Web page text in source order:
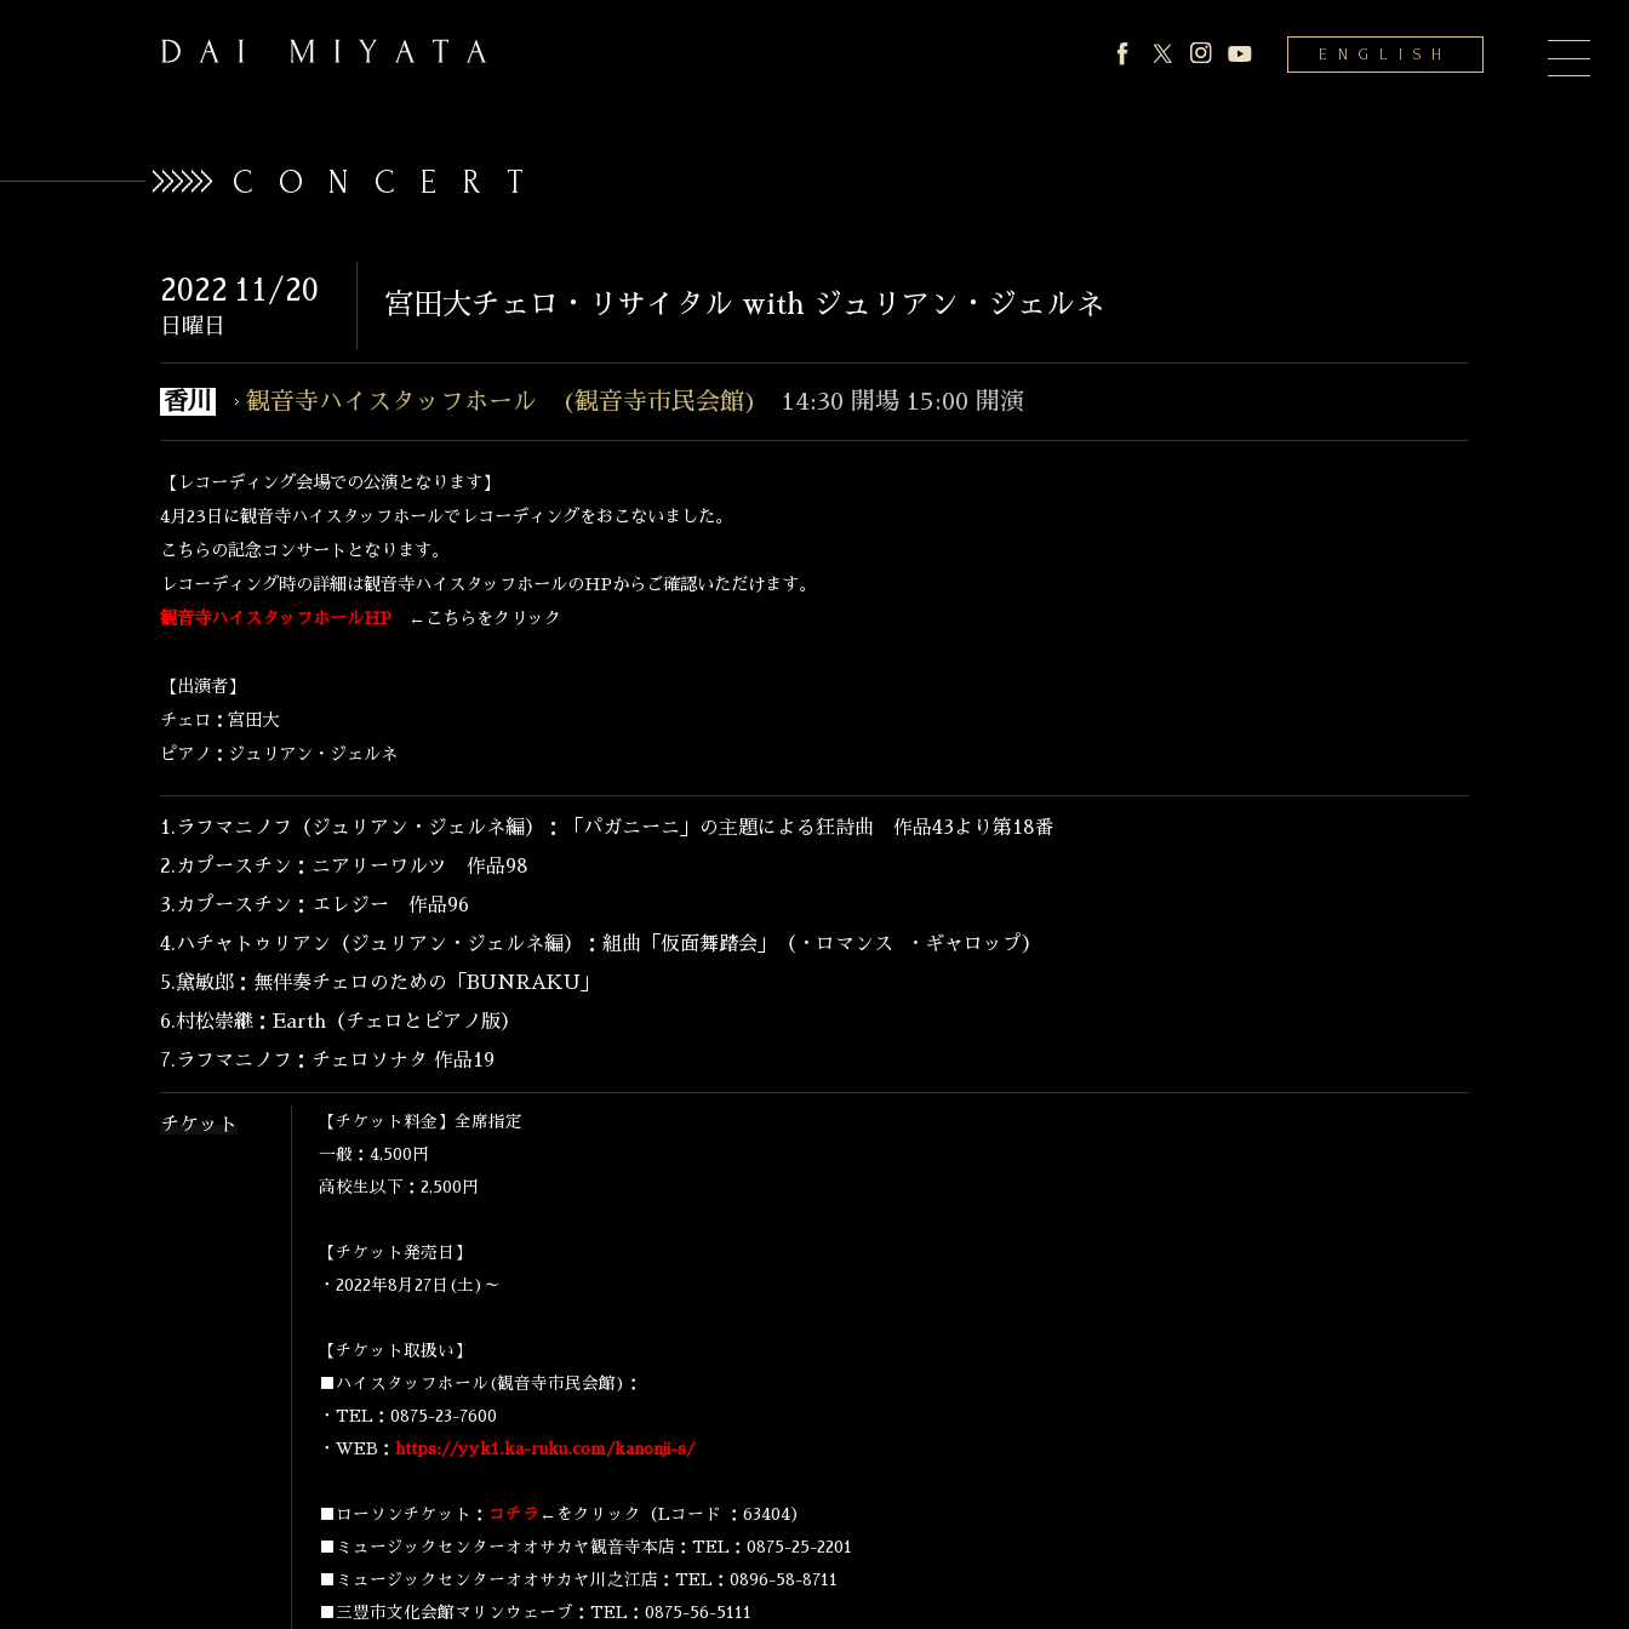
TOP
BIOGRAPHY
ENGLISH
CONCERT
2022 11/20
日曜日
宮田大チェロ・リサイタル with ジュリアン・ジェルネ
香川 観音寺ハイスタッフホール (観音寺市民会館) 14:30 開場 15:00 開演
【レコーディング会場での公演となります】
4月23日に観音寺ハイスタッフホールでレコーディングをおこないました。
こちらの記念コンサートとなります。
レコーディング時の詳細は観音寺ハイスタッフホールのHPからご確認いただけます。
観音寺ハイスタッフホールHP
←こちらをクリック
【出演者】
チェロ：宮田大
ピアノ：ジュリアン・ジェルネ
1.ラフマニノフ（ ジュリアン ・ジェルネ編）：「パガニーニ」
の主題による狂詩曲 作品43より第18番
2.カプースチン：ニアリーワルツ 作品98
3.カプースチン：エレジー 作品96
4.ハチャトゥリアン（ ジュリアン ・ジェルネ編）：組曲「 仮面舞踏会」（・ロマンス ・ギャロップ）
5.黛敏郎：無伴奏チェロのための「BUNRAKU」
6.村松崇継：Earth（チェロとピアノ版）
7.ラフマニノフ：チェロソナタ 作品19
チケット 【チケット料金】全席指定
一般：4,500円
高校生以下：2,500円
【チケット発売日】
・2022年8月27日(土)～
【チケット取扱い】
■ハイスタッフホール(観音寺市民会館)：
・TEL：0875-23-7600
・WEB： https://yyk1.ka-ruku.com/kanonji-s/
■ローソンチケット： コチラ ←をクリック（Lコード ：63404）
■ミュージックセンターオオサカヤ観⾳寺本店：TEL：0875-25-2201
■ミュージックセンターオオサカヤ川之江店：TEL：0896-58-8711
■三豊市文化会館マリンウェーブ：TEL：0875-56-5111